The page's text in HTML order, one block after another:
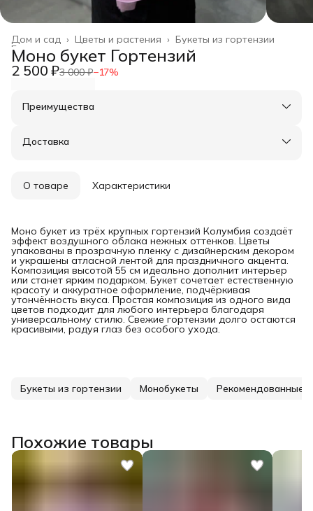
Букеты из гортензии
Цветы и растения ›
Дом и сад ›
Главная
Моно букет Гортензий
2 500 ₽3 000 ₽−17%
Преимущества
Оплата частями в Сплит
Удобный возврат
Доставка
О товаре Характеристики
Моно букет из трёх крупных гортензий Колумбия создаёт
эффект воздушного облака нежных оттенков. Цветы
упакованы в прозрачную пленку с дизайнерским декором
и украшены атласной лентой для праздничного акцента.
Композиция высотой 55 см идеально дополнит интерьер
или станет ярким подарком. Букет сочетает естественную
красоту и аккуратное оформление, подчёркивая
утончённость вкуса. Простая композиция из одного вида
цветов подходит для любого интерьера благодаря
универсальному стилю. Свежие гортензии долго остаются
красивыми, радуя глаз без особого ухода.
Букеты из гортензии Монобукеты Рекомендованные
Похожие товары